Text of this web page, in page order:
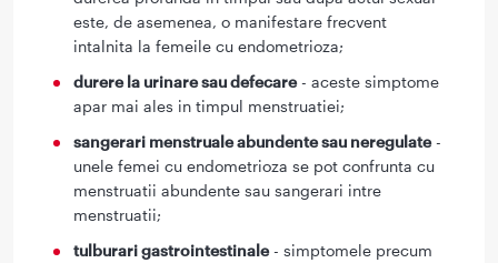
este, de asemenea, o manifestare frecvent
intalnita la femeile cu endometrioza;
durere la urinare sau defecare- aceste simptome
apar mai ales in timpul menstruatiei;
sangerari menstruale abundente sau neregulate-
unele femei cu endometrioza se pot confrunta cu
menstruatii abundente sau sangerari intre
menstruatii;
tulburari gastrointestinale- simptomele precum